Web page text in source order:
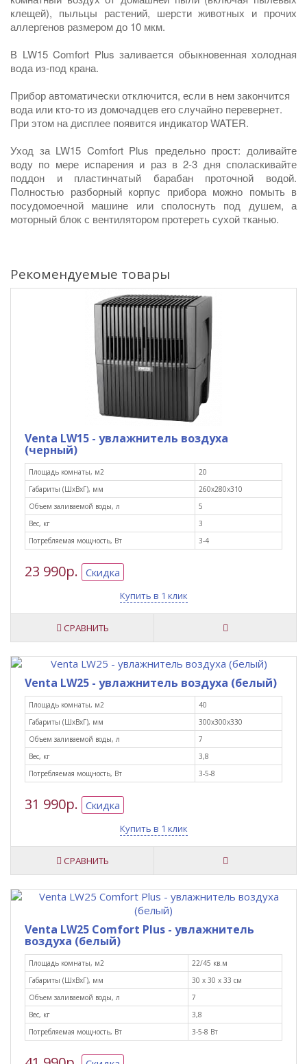
клещей), пыльцы растений, шерсти животных и прочих
аллергенов размером до 10 мкм.
В LW15 Comfort Plus заливается обыкновенная холодная
вода из-под крана.
Прибор автоматически отключится, если в нем закончится
вода или кто-то из домочадцев его случайно перевернет.
При этом на дисплее появится индикатор WATER.
Уход за LW15 Comfort Plus предельно прост: доливайте
воду по мере испарения и раз в 2-3 дня споласкивайте
поддон и пластинчатый барабан проточной водой.
Полностью разборный корпус прибора можно помыть в
посудомоечной машине или сполоснуть под душем, а
моторный блок с вентилятором протереть сухой тканью.
Рекомендуемые товары
Venta LW15 - увлажнитель воздуха
(черный)
Площадь комнаты, м2
20
Габариты (ШxВxГ), мм
260х280х310
Объем заливаемой воды, л
5
Вес, кг
3
Потребляемая мощность, Вт
3-4
23 990р. Скидка
Купить в 1 клик
СРАВНИТЬ
Venta LW25 - увлажнитель воздуха (белый)
Площадь комнаты, м2
40
Габариты (ШxВxГ), мм
300х300х330
Объем заливаемой воды, л
7
Вес, кг
3,8
Потребляемая мощность, Вт
3-5-8
31 990р. Скидка
Купить в 1 клик
СРАВНИТЬ
Venta LW25 Comfort Plus - увлажнитель
воздуха (белый)
Площадь комнаты, м2
22/45 кв.м
Габариты (ШxВxГ), мм
30 х 30 х 33 см
Объем заливаемой воды, л
7
Вес, кг
3,8
Потребляемая мощность, Вт
3-5-8 Вт